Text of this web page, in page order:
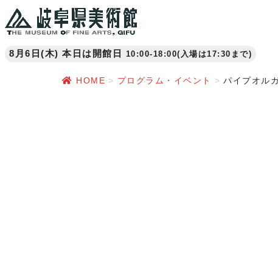
8月6日(木) 本日は開館日 10:00-18:00(入場は17:30まで)
HOME プログラム・イベント パイプオル